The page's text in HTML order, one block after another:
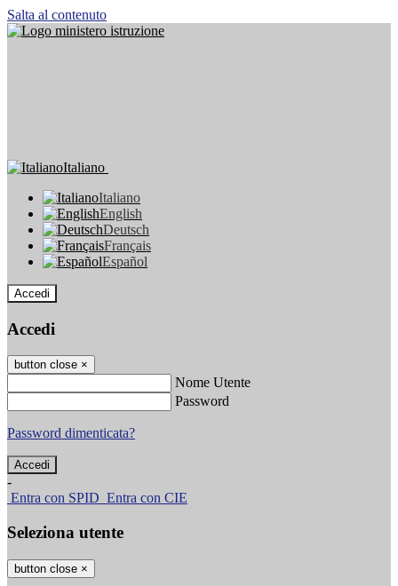
Salta al contenuto
Italiano
Italiano
English
Deutsch
Français
Español
Accedi
Accedi
button close ×
Nome Utente
Password
Password dimenticata?
-
Entra con SPID Entra con CIE
Seleziona utente
button close ×